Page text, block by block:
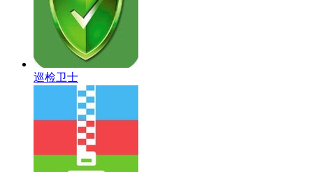
巡检卫士